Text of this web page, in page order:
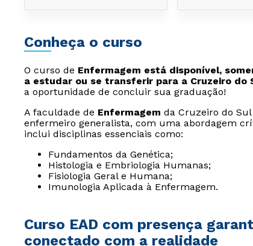
Conheça o curso
O curso de Enfermagem está disponível,
a estudar ou se transferir para a Cruzeiro do
a oportunidade de concluir sua graduação!
A faculdade de Enfermagem da Cruzeiro do
enfermeiro generalista, com uma abordagem
inclui disciplinas essenciais como:
Fundamentos da Genética;
Histologia e Embriologia Humanas;
Fisiologia Geral e Humana;
Imunologia Aplicada à Enfermagem.
Curso EAD com presença
conectado com a realidade